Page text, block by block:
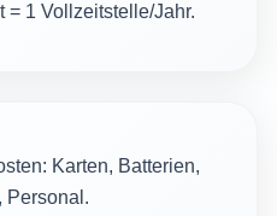
= 1 Vollzeitstelle/Jahr.
Karten, Batterien,
Personal.